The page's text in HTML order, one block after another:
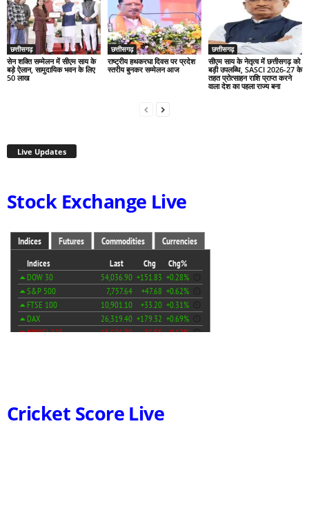
छत्तीसगढ़
सेन शक्ति सम्मेलन में सीएम साय के
बड़े ऐलान, सामुदायिक भवन के लिए
50 लाख
छत्तीसगढ़
राष्ट्रीय हथकरघा दिवस पर प्रदेश
स्तरीय बुनकर सम्मेलन आज
छत्तीसगढ़
सीएम साय के नेतृत्व में छत्तीसगढ़ को
बड़ी उपलब्धि, SASCI 2026-27 के
तहत प्रोत्साहन राशि प्राप्त करने
वाला देश का पहला राज्य बना
Live Updates
Stock Exchange Live
Cricket Score Live